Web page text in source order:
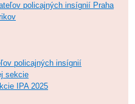
policajných insígnií Praha
policajných insígnií
sekcie
IPA 2025